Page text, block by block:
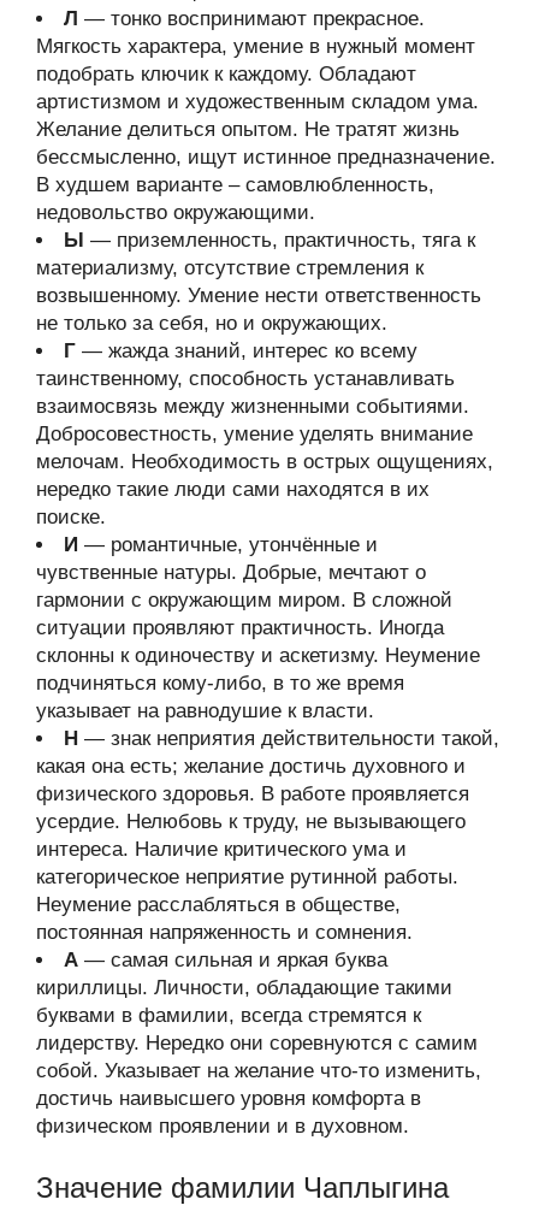
Л — тонко воспринимают прекрасное.
Мягкость характера, умение в нужный момент
подобрать ключик к каждому. Обладают
артистизмом и художественным складом ума.
Желание делиться опытом. Не тратят жизнь
бессмысленно, ищут истинное предназначение.
В худшем варианте – самовлюбленность,
недовольство окружающими.
Ы — приземленность, практичность, тяга к
материализму, отсутствие стремления к
возвышенному. Умение нести ответственность
не только за себя, но и окружающих.
Г — жажда знаний, интерес ко всему
таинственному, способность устанавливать
взаимосвязь между жизненными событиями.
Добросовестность, умение уделять внимание
мелочам. Необходимость в острых ощущениях,
нередко такие люди сами находятся в их
поиске.
И — романтичные, утончённые и
чувственные натуры. Добрые, мечтают о
гармонии с окружающим миром. В сложной
ситуации проявляют практичность. Иногда
склонны к одиночеству и аскетизму. Неумение
подчиняться кому-либо, в то же время
указывает на равнодушие к власти.
Н — знак неприятия действительности такой,
какая она есть; желание достичь духовного и
физического здоровья. В работе проявляется
усердие. Нелюбовь к труду, не вызывающего
интереса. Наличие критического ума и
категорическое неприятие рутинной работы.
Неумение расслабляться в обществе,
постоянная напряженность и сомнения.
А — самая сильная и яркая буква
кириллицы. Личности, обладающие такими
буквами в фамилии, всегда стремятся к
лидерству. Нередко они соревнуются с самим
собой. Указывает на желание что-то изменить,
достичь наивысшего уровня комфорта в
физическом проявлении и в духовном.
Значение фамилии Чаплыгина